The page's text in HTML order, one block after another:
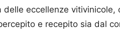
delle eccellenze vitivinicole,
e recepito sia dal